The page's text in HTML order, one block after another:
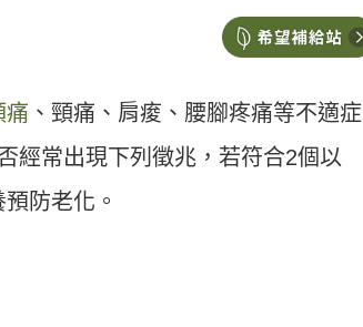
痛 、頸痛、肩痠、腰腳疼痛等不適症
經常出現下列徵兆，若符合2個以
防老化。